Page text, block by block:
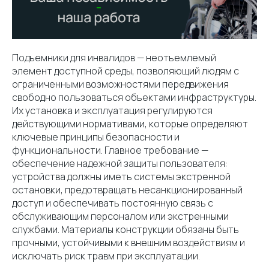
Подъемники для инвалидов — неотъемлемый
элемент доступной среды, позволяющий людям с
ограниченными возможностями передвижения
свободно пользоваться объектами инфраструктуры.
Их установка и эксплуатация регулируются
действующими нормативами, которые определяют
ключевые принципы безопасности и
функциональности. Главное требование —
обеспечение надежной защиты пользователя:
устройства должны иметь системы экстренной
остановки, предотвращать несанкционированный
доступ и обеспечивать постоянную связь с
обслуживающим персоналом или экстренными
службами. Материалы конструкции обязаны быть
прочными, устойчивыми к внешним воздействиям и
исключать риск травм при эксплуатации.